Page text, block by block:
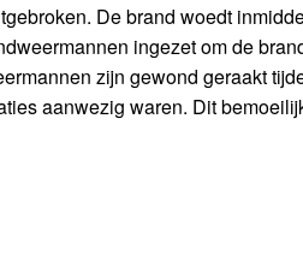
De brand woedt
ingezet om de
zijn gewond geraakt
aanwezig waren. Dit